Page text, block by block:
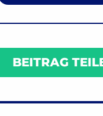
BEITRAG